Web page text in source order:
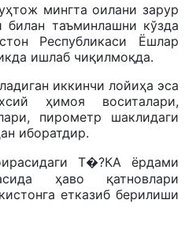
мингта оилани зарур
билан таъминлашни кўзда
Республикаси Ёшлар
ишлаб чиқилмоқда.
иккинчи лойиҳа эса
ҳимоя воситалари,
пирометр шаклидаги
иборатдир.
Т�?КА ёрдами
ҳаво қатновлари
етказиб берилиши